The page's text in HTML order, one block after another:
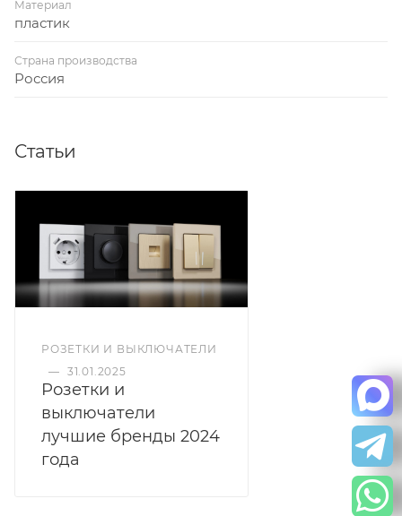
Материал
пластик
Страна производства
Россия
Статьи
РОЗЕТКИ И ВЫКЛЮЧАТЕЛИ
— 31.01.2025
Розетки и
выключатели
лучшие бренды 2024
года